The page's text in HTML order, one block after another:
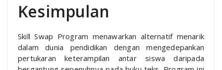
Kesimpulan
Skill Swap Program menawarkan alternatif menarik
dalam dunia pendidikan dengan mengedepankan
pertukaran keterampilan antar siswa daripada